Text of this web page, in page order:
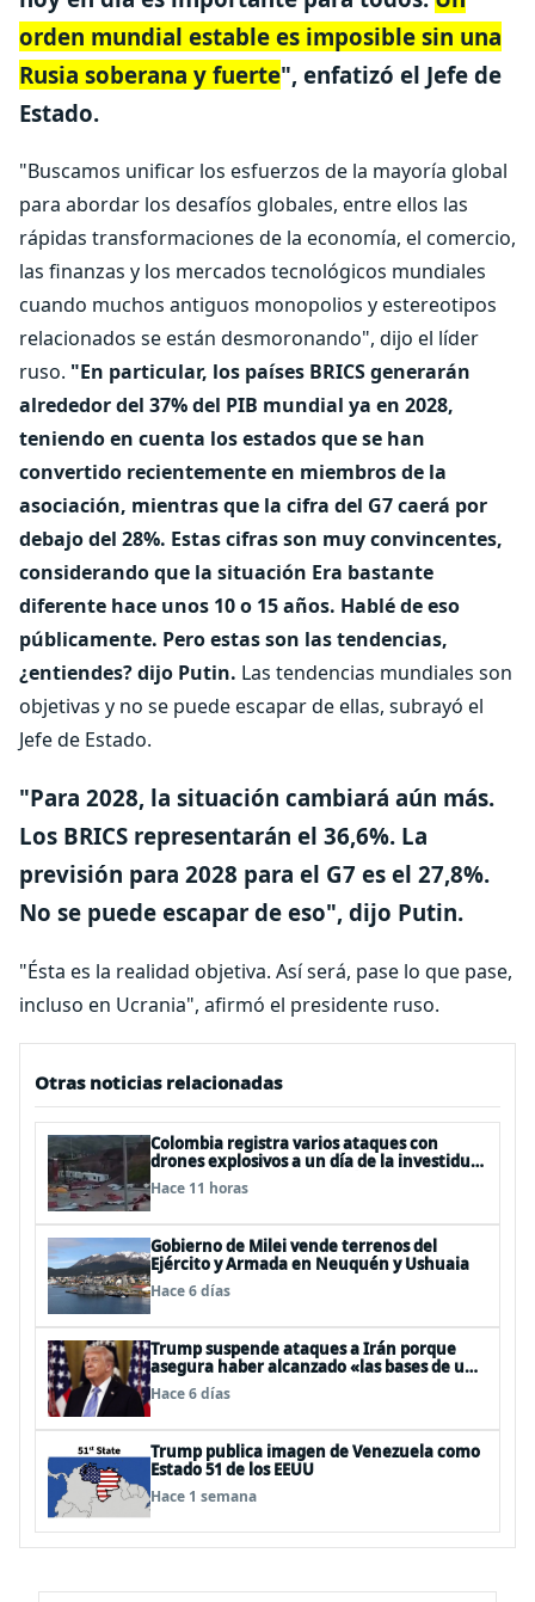
orden mundial estable es imposible sin una
Rusia soberana y fuerte", enfatizó el Jefe de
Estado.
"Buscamos unificar los esfuerzos de la mayoría global
para abordar los desafíos globales, entre ellos las
rápidas transformaciones de la economía, el comercio,
las finanzas y los mercados tecnológicos mundiales
cuando muchos antiguos monopolios y estereotipos
relacionados se están desmoronando", dijo el líder
ruso. "En particular, los países BRICS generarán
alrededor del 37% del PIB mundial ya en 2028,
teniendo en cuenta los estados que se han
convertido recientemente en miembros de la
asociación, mientras que la cifra del G7 caerá por
debajo del 28%. Estas cifras son muy convincentes,
considerando que la situación Era bastante
diferente hace unos 10 o 15 años. Hablé de eso
públicamente. Pero estas son las tendencias,
¿entiendes? dijo Putin. Las tendencias mundiales son
objetivas y no se puede escapar de ellas, subrayó el
Jefe de Estado.
"Para 2028, la situación cambiará aún más.
Los BRICS representarán el 36,6%. La
previsión para 2028 para el G7 es el 27,8%.
No se puede escapar de eso", dijo Putin.
"Ésta es la realidad objetiva. Así será, pase lo que pase,
incluso en Ucrania", afirmó el presidente ruso.
Otras noticias relacionadas
Colombia registra varios ataques con
drones explosivos a un día de la investidura
de De la Espriella: un policía muerto
Hace 11 horas
Gobierno de Milei vende terrenos del
Ejército y Armada en Neuquén y Ushuaia
Hace 6 días
Trump suspende ataques a Irán porque
asegura haber alcanzado «las bases de un
acuerdo»
Hace 6 días
Trump publica imagen de Venezuela como
Estado 51 de los EEUU
Hace 1 semana